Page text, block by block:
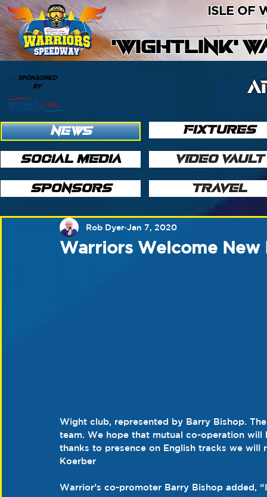
'WIGHTLINK'
ISLE OF
SPONSORED
BY
NEWS
SOCIAL MEDIA
SPONSORS
FIXTURES
VIDEO VAULT
TRAVEL
Warriors Welcome New
Rob Dyer Jan 7, 2020
Wight club, represented by Barry Bishop.
team. We hope that mutual co-operation
thanks to presence on English tracks we
Koerber
Warrior’s co-promoter Barry Bishop added,